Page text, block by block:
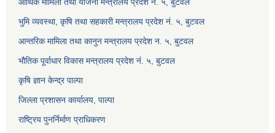
भुमि व्यवस्था, कृषि तथा सहकारी मन्त्रालय प्रदेश नं. ५, बुटवल
आन्तरिक मामिला तथा कानुन मन्त्रालय प्रदेश न. ५, बुटवल
भौतिक पूर्वाधार विकास मन्त्रालय प्रदेश नं. ५, बुटवल
कृषि ज्ञान केन्द्र पाल्पा
जिल्ला प्रशासन कार्यालय, पाल्पा
राष्ट्रिय पुनर्निर्माण प्राधिकरण